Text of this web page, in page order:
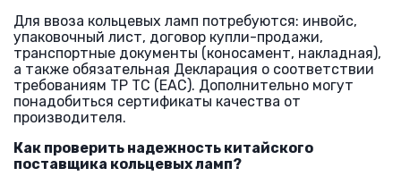
Для ввоза кольцевых ламп потребуются: инвойс,
упаковочный лист, договор купли-продажи,
транспортные документы (коносамент, накладная),
а также обязательная Декларация о соответствии
требованиям ТР ТС (ЕАС). Дополнительно могут
понадобиться сертификаты качества от
производителя.
Как проверить надежность китайского
поставщика кольцевых ламп?